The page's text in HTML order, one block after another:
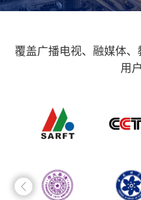
覆盖广播电视、融媒体
用户